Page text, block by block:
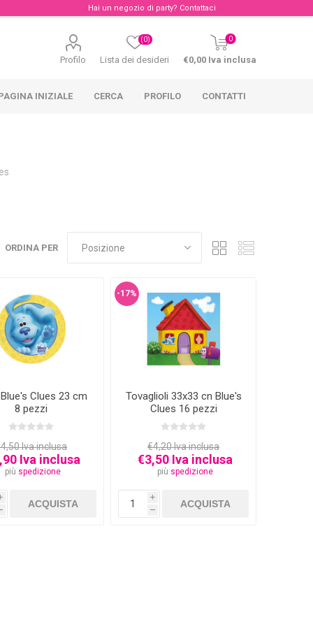
Hai un negozio di party? Contattaci
Profilo Lista dei desideri
(0) 0
€0,00 Iva inclusa
INIZIALE CERCA PROFILO CONTATTI
ORDINA PER
Clues 23 cm
8 pezzi
Iva inclusa
Iva inclusa
più spedizione
-17%
Tovaglioli 33x33 cn Blue's
Clues 16 pezzi
€4,20 Iva inclusa
€3,50 Iva inclusa
più spedizione
i
h